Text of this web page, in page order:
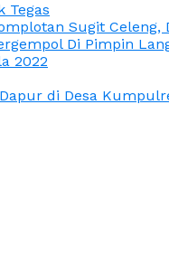
Tegas
Sugit Celeng,
Di Pimpin
2022
di Desa